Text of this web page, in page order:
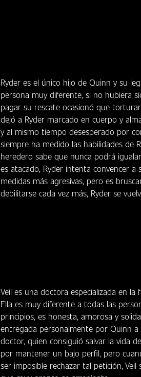
Ryder es el único hijo de Quinn y su
persona muy diferente, si no hubiera
pagar su rescate ocasionó que
dejó a Ryder marcado en cuerpo y
y al mismo tiempo desesperado por
siempre ha medido las habilidades de
heredero sabe que nunca podrá
es atacado, Ryder intenta convencer
medidas más agresivas, pero es
debilitarse cada vez más, Ryder se
Veil es una doctora especializada en
Ella es muy diferente a todas las
principios, es honesta, amorosa y
entregada personalmente por Quinn
doctor, quien consiguió salvar la vida
por mantener un bajo perfil, pero
ser imposible rechazar tal petición,